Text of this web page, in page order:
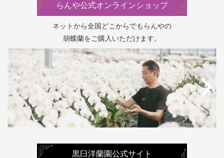
らんや公式オンラインショップ
ネットから全国どこからでもらんやの
胡蝶蘭をご購入いただけます。
黒臼洋蘭園公式サイト